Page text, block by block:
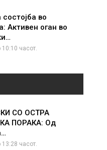
во
Активен оган во
часот.
СО ОСТРА
ПОРАКА: Од
часот.